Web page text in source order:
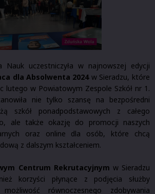
Nauk uczestniczyła w najnowszej edycji
dla Absolwenta 2024w Sieradzu, które
lutego w Powiatowym Zespole Szkół nr 1.
nie tylko szansę na bezpośredni
szkół ponadpodstawowych z całego
ale także okazję do promocji naszych
oraz online dla osób, które chcą
z dalszym kształceniem.
Centrum Rekrutacyjnym w Sieradzu
korzyści płynące z podjęcia służby
równoczesnego zdobywania